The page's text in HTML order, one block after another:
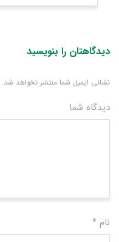
دیدگاهتان را بنویسید
نشانی ایمیل شما منتشر نخواهد شد.
دیدگاه شما
نام *